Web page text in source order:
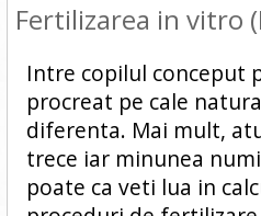
Fertilizarea in vitro
Intre copilul conceput
procreat pe cale
diferenta. Mai mult,
trece iar minunea
poate ca veti lua in